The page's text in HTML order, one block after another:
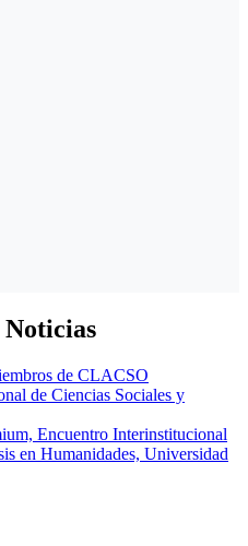
de CLACSO
de Ciencias Sociales y
Encuentro Interinstitucional
en Humanidades, Universidad